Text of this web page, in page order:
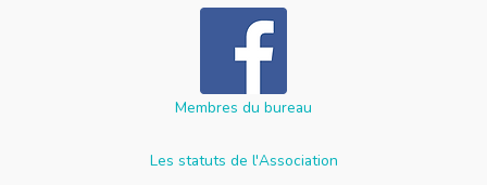
Membres du bureau
Les statuts de l'Association